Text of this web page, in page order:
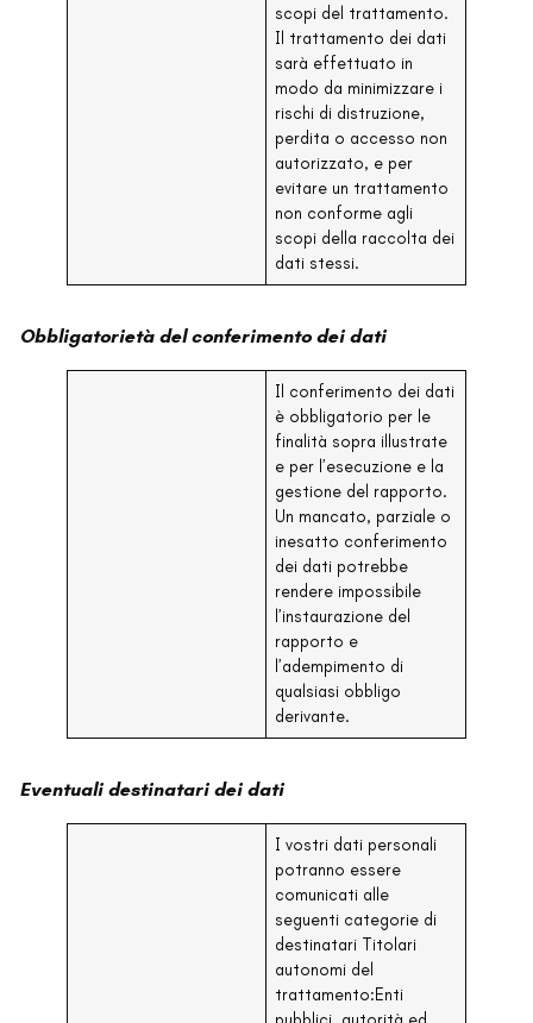
scopi del trattamento.
Il trattamento dei dati
sarà effettuato in
modo da minimizzare i
rischi di distruzione,
perdita o accesso non
autorizzato, e per
evitare un trattamento
non conforme agli
scopi della raccolta dei
dati stessi.
Obbligatorietà del conferimento dei dati
Il conferimento dei dati
è obbligatorio per le
finalità sopra illustrate
e per l’esecuzione e la
gestione del rapporto.
Un mancato, parziale o
inesatto conferimento
dei dati potrebbe
rendere impossibile
l’instaurazione del
rapporto e
l’adempimento di
qualsiasi obbligo
derivante.
Eventuali destinatari dei dati
I vostri dati personali
potranno essere
comunicati alle
seguenti categorie di
destinatari Titolari
autonomi del
trattamento:Enti